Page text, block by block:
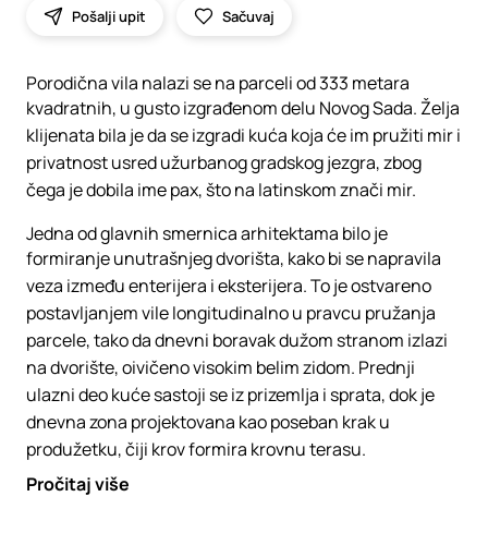
Pošalji upit Sačuvaj
Porodična vila nalazi se na parceli od 333 metara
kvadratnih, u gusto izgrađenom delu Novog Sada. Želja
klijenata bila je da se izgradi kuća koja će im pružiti mir i
privatnost usred užurbanog gradskog jezgra, zbog
čega je dobila ime pax, što na latinskom znači mir.
Jedna od glavnih smernica arhitektama bilo je
formiranje unutrašnjeg dvorišta, kako bi se napravila
veza između enterijera i eksterijera. To je ostvareno
postavljanjem vile longitudinalno u pravcu pružanja
parcele, tako da dnevni boravak dužom stranom izlazi
na dvorište, oivičeno visokim belim zidom. Prednji
ulazni deo kuće sastoji se iz prizemlja i sprata, dok je
dnevna zona projektovana kao poseban krak u
produžetku, čiji krov formira krovnu terasu.
Pročitaj više